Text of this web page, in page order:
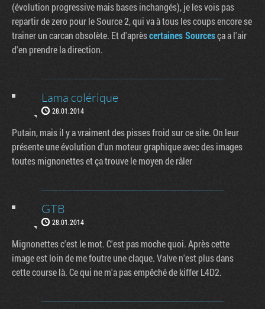
(évolution progressive mais bases inchangés), je les vois pas
repartir de zero pour le Source 2, qui va à tous les coups encore se
trainer un carcan obsolète. Et d'aprèscertaines Sourcesça a l'air
d'en prendre la direction.
Lama colérique
28.01.2014
Putain, mais il y a vraiment des pisses froid sur ce site. On leur
présente une évolution d'un moteur graphique avec des images
toutes mignonettes et ça trouve le moyen de râler
GTB
28.01.2014
Mignonettes c'est le mot. C'est pas moche quoi. Après cette
image est loin de me foutre une claque. Valve n'est plus dans
cette course là. Ce qui ne m'a pas empêché de kiffer L4D2.